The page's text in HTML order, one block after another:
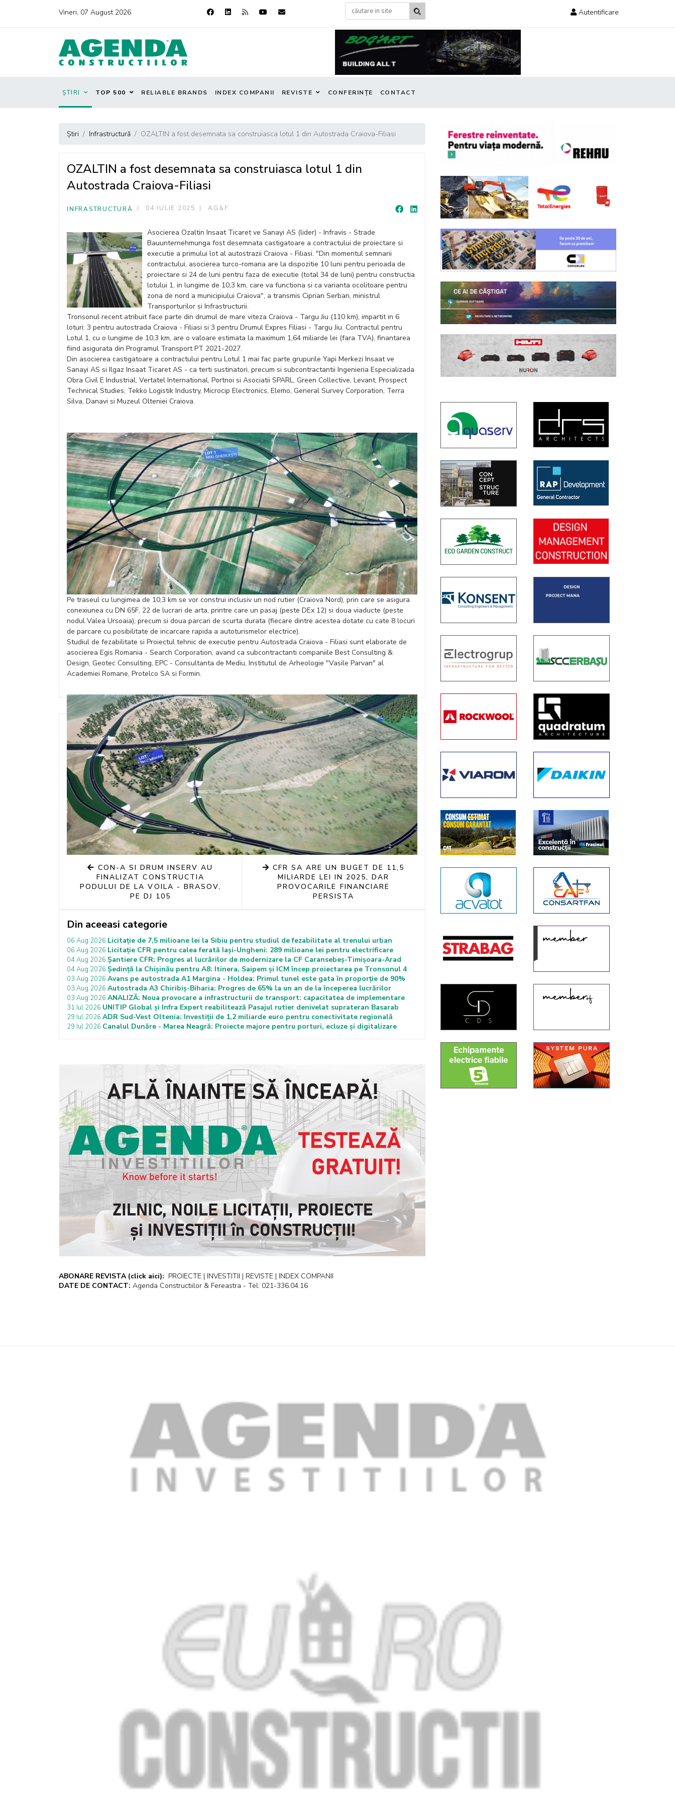
Vineri, 07 August 2026 Autentificare
ȘTIRI TOP 500 RELIABLE BRANDS INDEX COMPANII REVISTE CONFERINȚE CONTACT
Știri Infrastructură OZALTIN a fost desemnata sa construiasca lotul 1 din Autostrada Craiova-Filiasi
OZALTIN a fost desemnata sa construiasca lotul 1 din
Autostrada Craiova-Filiasi
INFRASTRUCTURĂ 04 IULIE 2025 AG&F
Asocierea Ozaltin Insaat Ticaret ve Sanayi AS (lider) - Infravis - Strade
Bauunternehmunga fost desemnata castigatoare a contractului de proiectare si
executie a primului lot al autostrazii Craiova - Filiasi. "Din momentul semnarii
contractului, asocierea turco-romana are la dispozitie 10 luni pentru perioada de
proiectare si 24 de luni pentru faza de executie (total 34 de luni) pentru constructia
lotului 1, in lungime de 10,3 km, care va functiona si ca varianta ocolitoare pentru
zona de nord a municipiului Craiova", a transmis Ciprian Serban, ministrul
Transporturilor si Infrastructurii.
Tronsonul recent atribuit face parte din drumul de mare viteza Craiova - Targu Jiu (110 km), impartit in 6
loturi: 3 pentru autostrada Craiova - Filiasi si 3 pentru Drumul Expres Filiasi - Targu Jiu. Contractul pentru
Lotul 1, cu o lungime de 10,3 km, are o valoare estimata la maximum 1,64 miliarde lei (fara TVA), finantarea
fiind asigurata din Programul Transport PT 2021-2027.
Din asocierea castigatoare a contractului pentru Lotul 1 mai fac parte grupurile Yapi Merkezi Insaat ve
Sanayi AS si Ilgaz Insaat Ticaret AS - ca terti sustinatori, precum si subcontractantii Ingenieria Especializada
Obra Civil E Industrial, Vertatel International, Portnoi si Asociatii SPARL, Green Collective, Levant, Prospect
Technical Studies, Tekko Logistik Industry, Microcip Electronics, Elemo, General Survey Corporation, Terra
Silva, Danavi si Muzeul Olteniei Craiova.
Pe traseul cu lungimea de 10,3 km se vor construi inclusiv un nod rutier (Craiova Nord), prin care se asigura
conexiunea cu DN 65F, 22 de lucrari de arta, printre care un pasaj (peste DEx 12) si doua viaducte (peste
nodul Valea Ursoaia), precum si doua parcari de scurta durata (fiecare dintre acestea dotate cu cate 8 locuri
de parcare cu posibilitate de incarcare rapida a autoturismelor electrice).
Studiul de fezabilitate si Proiectul tehnic de executie pentru Autostrada Craiova - Filiasi sunt elaborate de
asocierea Egis Romania - Search Corporation, avand ca subcontractanti companiile Best Consulting &
Design, Geotec Consulting, EPC - Consultanta de Mediu, Institutul de Arheologie "Vasile Parvan" al
Academiei Romane, Protelco SA si Formin.
CON-A SI DRUM INSERV AU
FINALIZAT CONSTRUCTIA
PODULUI DE LA VOILA - BRASOV,
PE DJ 105
CFR SA ARE UN BUGET DE 11,5
MILIARDE LEI IN 2025, DAR
PROVOCARILE FINANCIARE
PERSISTA
Din aceeasi categorie
06 Aug 2026 Licitație de 7,5 milioane lei la Sibiu pentru studiul de fezabilitate al trenului urban
06 Aug 2026 Licitație CFR pentru calea ferată Iași-Ungheni: 289 milioane lei pentru electrificare
04 Aug 2026 Șantiere CFR: Progres al lucrărilor de modernizare la CF Caransebeș-Timișoara-Arad
04 Aug 2026 Ședință la Chișinău pentru A8: Itinera, Saipem și ICM încep proiectarea pe Tronsonul 4
03 Aug 2026 Avans pe autostrada A1 Margina - Holdea: Primul tunel este gata în proporție de 90%
03 Aug 2026 Autostrada A3 Chiribiș-Biharia: Progres de 65% la un an de la începerea lucrărilor
03 Aug 2026 ANALIZĂ: Noua provocare a infrastructurii de transport: capacitatea de implementare
31 Iul 2026 UNITIP Global și Infra Expert reabilitează Pasajul rutier denivelat suprateran Basarab
29 Iul 2026 ADR Sud-Vest Oltenia: Investiții de 1,2 miliarde euro pentru conectivitate regională
29 Iul 2026 Canalul Dunăre - Marea Neagră: Proiecte majore pentru porturi, ecluze și digitalizare
ABONARE REVISTA (click aici): PROIECTE | INVESTITII | REVISTE | INDEX COMPANII
DATE DE CONTACT: Agenda Constructiilor & Fereastra - Tel: 021-336.04.16